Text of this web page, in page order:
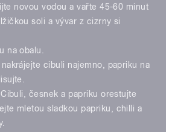
novou vodou a vařte 45-60 minut
soli a vývar z cizrny si
na obalu.
cibuli najemno, papriku na
česnek a papriku orestujte
mletou sladkou papriku, chilli a